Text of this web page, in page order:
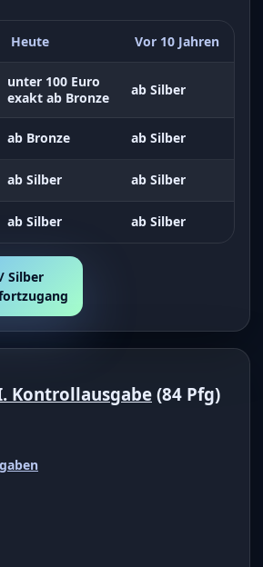
Heute Vor 10 Jahren
unter 100 Euro
exakt ab Bronze
ab Silber
ab Bronze ab Silber
ab Silber ab Silber
ab Silber ab Silber
Silber
Kontrollausgabe (84 Pfg)